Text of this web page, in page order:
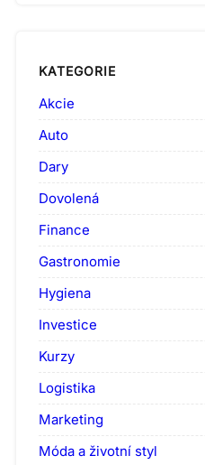
KATEGORIE
Akcie
Auto
Dary
Dovolená
Finance
Gastronomie
Hygiena
Investice
Kurzy
Logistika
Marketing
Móda a životní styl